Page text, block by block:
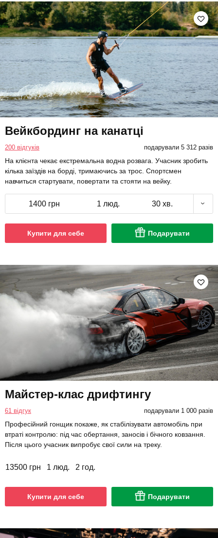
Вейкбординг на канатці
200 відгуків подарували 5 312 разів
На клієнта чекає екстремальна водна розвага. Учасник зробить
кілька заїздів на борді, тримаючись за трос. Спортсмен
навчиться стартувати, повертати та стояти на вейку.
1400 грн 1 люд. 30 хв.
Купити для себе Подарувати
Майстер-клас дрифтингу
61 відгук подарували 1 000 разів
Професійний гонщик покаже, як стабілізувати автомобіль при
втраті контролю: під час обертання, заносів і бічного ковзання.
Після цього учасник випробує свої сили на треку.
13500 грн 1 люд. 2 год.
Купити для себе Подарувати